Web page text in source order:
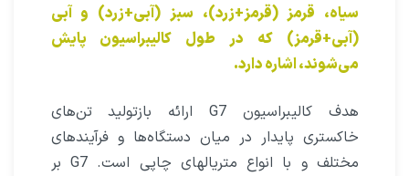
سیاه، قرمز (قرمز+زرد)، سبز (آبی+زرد) و آبی
(آبی+قرمز) که در طول کالیبراسیون پایش
می‌شوند، اشاره دارد.
هدف کالیبراسیون G7 ارائه بازتولید تن‌های
خاکستری پایدار در میان دستگاه‌ها و فرآیندهای
مختلف و با انواع متریالهای چاپی است. G7 بر